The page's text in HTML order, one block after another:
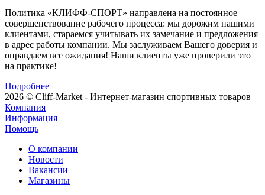
Политика «КЛИФФ-СПОРТ» направлена на постоянное
совершенствование рабочего процесса: мы дорожим нашими
клиентами, стараемся учитывать их замечание и предложения
в адрес работы компании. Мы заслуживаем Вашего доверия и
оправдаем все ожидания! Наши клиенты уже проверили это
на практике!
Подробнее
2026 © Cliff-Market - Интернет-магазин спортивных товаров
Компания
Информация
Помощь
О компании
Новости
Вакансии
Магазины